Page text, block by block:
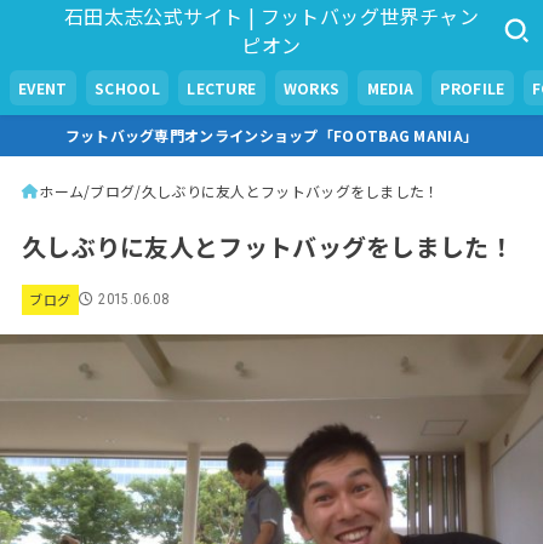
石田太志公式サイト | フットバッグ世界チャン
ピオン
EVENT SCHOOL LECTURE WORKS MEDIA PROFILE
フットバッグ専門オンラインショップ「FOOTBAG MANIA」
ホーム ブログ 久しぶりに友人とフットバッグをしました！
久しぶりに友人とフットバッグをしました！
ブログ 2015.06.08